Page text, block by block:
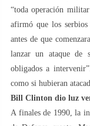
“toda operación
afirmó que los
antes de que
lanzar un ataque de
obligados a
como si hubieran
Bill Clinton dio luz
A finales de 1990, la